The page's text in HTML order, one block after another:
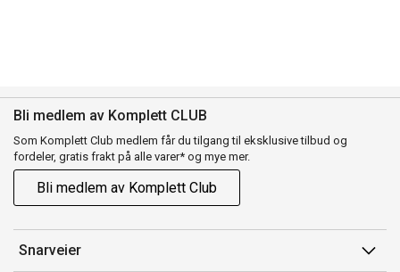
Bli medlem av Komplett CLUB
Som Komplett Club medlem får du tilgang til eksklusive tilbud og
fordeler, gratis frakt på alle varer* og mye mer.
Bli medlem av Komplett Club
Snarveier